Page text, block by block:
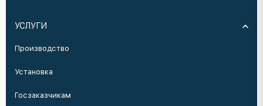
УСЛУГИ
Производство
Установка
Госзаказчикам